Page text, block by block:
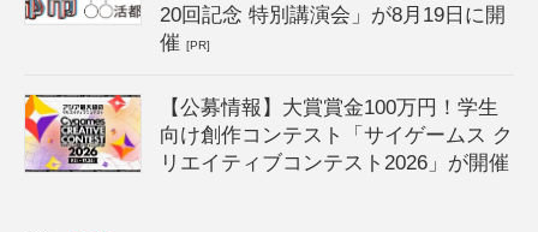
20回記念 特別講演会」が8月19日に開
催[PR]
【公募情報】大賞賞金100万円！学生
向け創作コンテスト「サイゲームス ク
リエイティブコンテスト2026」が開催